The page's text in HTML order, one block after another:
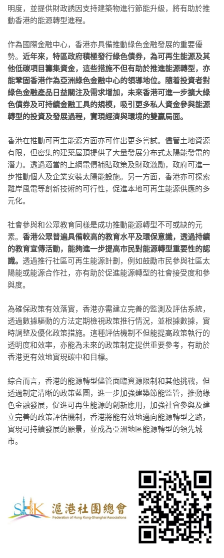
明度，並提供財政誘因支持建築物進行節能升級，將有助於推
動香港的能源轉型進程。
作為國際金融中心，香港亦具備推動綠色金融發展的重要優
勢。 近年來，特區政府積極發行綠色債券，為可再生能源及其
他低碳項目籌集資金，這些措施不但有助於推進能源轉型，亦
能鞏固香港作為亞洲綠色金融中心的領導地位。隨着投資者對
綠色金融產品日益關注及需求增加，未來香港可進一步擴大綠
色債券及可持續金融工具的規模，吸引更多私人資金參與能源
轉型的投資及發展過程，實現經濟與環境的雙贏局面。
香港在推動可再生能源方面亦可作出更多嘗試。儘管土地資源
有限，但密集的建築屋頂提供了大量發展分布式太陽能發電的
潛力。透過適當的上網電價補貼政策及財政激勵，政府可進一
步推動個人及企業安裝太陽能設施。另一方面，香港亦可探索
離岸風電等創新技術的可行性，促進本地可再生能源供應的多
元化。
社會參與和公眾教育同樣是成功推動能源轉型不可或缺的元
素。 香港公眾普遍具備較高的教育水平及環保意識，透過持續
的教育宣傳活動，能夠進一步提高市民對能源轉型重要性的認
識。 透過推行社區可再生能源計劃，例如鼓勵市民參與社區太
陽能或能源合作社，亦有助於促進能源轉型的社會接受度和參
與度。
為確保政策有效落實，香港亦需建立完善的監測及評估系統，
透過數據驅動的方法定期檢視政策推行情況，並根據數據，實
時調整及優化政策措施。這種評估機制不但能提高政策執行的
透明度和效率，亦能為未來的政策制定提供重要參考，有助於
香港更有效地實現碳中和目標。
綜合而言，香港的能源轉型儘管面臨資源限制和其他挑戰，但
透過制定清晰的政策藍圖，進一步加強建築節能監管，推動綠
色金融發展，促進可再生能源的創新應用，加強社會參與及建
立完善的政策評估機制，香港將能有效地邁向能源轉型之路，
實現可持續發展的願景，並成為亞洲地區能源轉型的領先城
市。